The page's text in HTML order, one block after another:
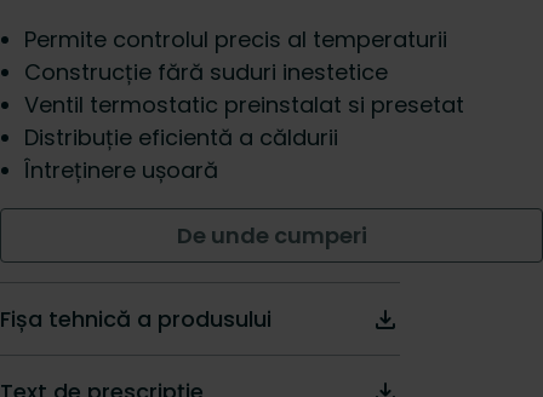
Permite controlul precis al temperaturii
Construcție fără suduri inestetice
Ventil termostatic preinstalat si presetat
Distribuție eficientă a căldurii
Întreținere ușoară
De unde cumperi
Fișa tehnică a produsului